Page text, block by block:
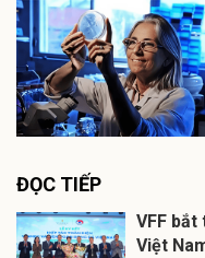
ĐỌC TIẾP
VFF bắt
Việt